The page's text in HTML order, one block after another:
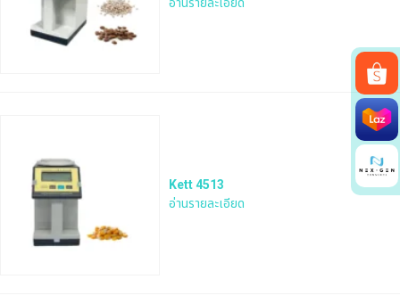
อ่านรายละเอียด
Kett 4513
อ่านรายละเอียด